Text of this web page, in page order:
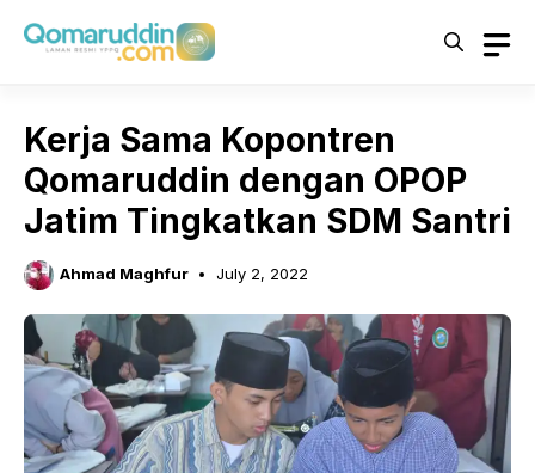
Kerja Sama Kopontren
Qomaruddin dengan OPOP
Jatim Tingkatkan SDM Santri
Ahmad Maghfur July 2, 2022